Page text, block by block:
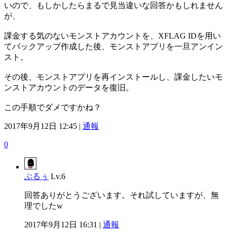
いので、もしかしたらまるで見当違いな回答かもしれません
が、
課金する気のないモンストアカウントを、XFLAG IDを用い
てバックアップ作成した後、モンストアプリを一旦アンイン
スト。
その後、モンストアプリを再インストールし、課金したいモ
ンストアカウントのデータを復旧。
この手順でダメですかね？
2017年9月12日 12:45 | 通報
0
ぶるぅ Lv.6
回答ありがとうございます。それ試していますが、無
理でしたw
2017年9月12日 16:31 | 通報